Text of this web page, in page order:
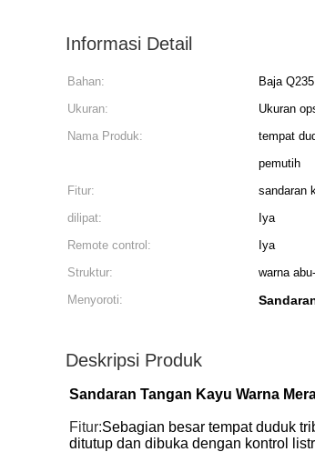
Informasi Detail
Bahan: Baja
Ukuran:
Ukuran
Nama Produk:
tempat
pemutih
Fitur: sandaran
dilipat:
Iya
Remote control:
Iya
Struktur:
warna
Menyoroti:
Deskripsi Produk
Sandaran Tangan Kayu Warna
Fitur:Sebagian besar tempat duduk
ditutup dan dibuka dengan kontrol